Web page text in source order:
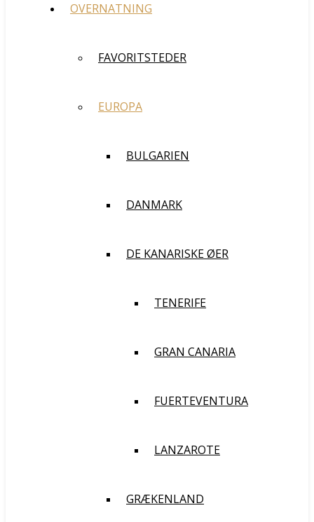
OVERNATNING
FAVORITSTEDER
EUROPA
BULGARIEN
DANMARK
DE KANARISKE ØER
TENERIFE
GRAN CANARIA
FUERTEVENTURA
LANZAROTE
GRÆKENLAND